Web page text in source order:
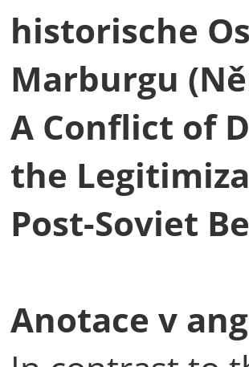
historische
Marburgu
A Conflict of
the
Post-Soviet
Anotace v